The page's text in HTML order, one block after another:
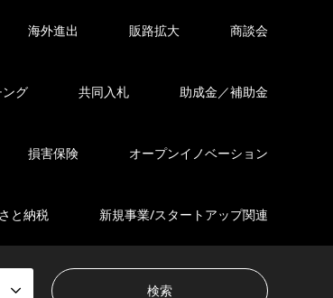
海外進出 販路拡大 商談会
グ 共同入札 助成金／補助金
損害保険 オープンイノベーション
と納税 新規事業/スタートアップ関連